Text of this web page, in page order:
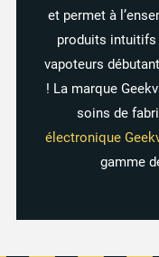
et permet à
produits intuitifs
vapoteurs
! La marque
soins de
électronique
gamme